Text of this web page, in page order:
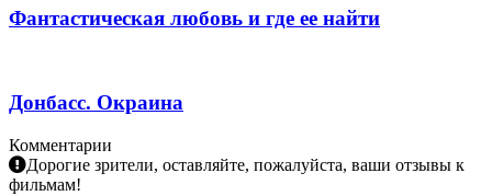
Фантастическая любовь и где ее найти
Донбасс. Окраина
Комментарии
Дорогие зрители, оставляйте, пожалуйста, ваши отзывы к
фильмам!